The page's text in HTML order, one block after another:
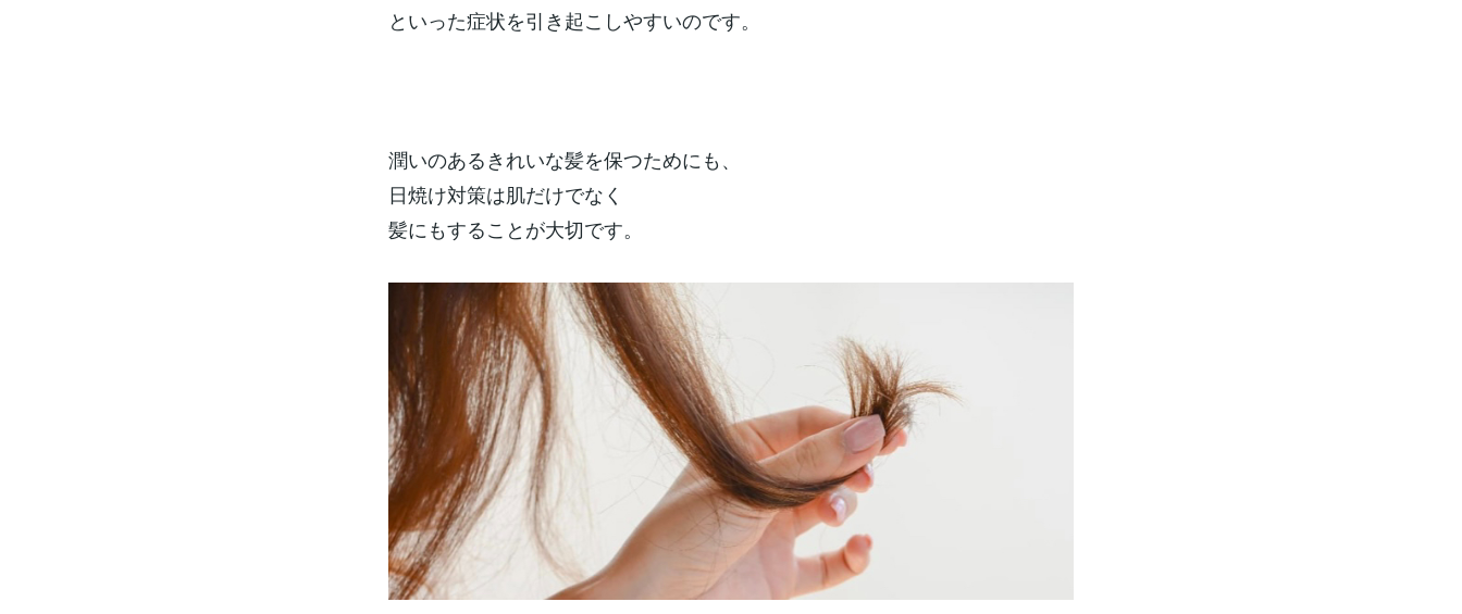
といった症状を引き起こしやすいのです。
潤いのあるきれいな髪を保つためにも、
日焼け対策は肌だけでなく
髪にもすることが大切です。